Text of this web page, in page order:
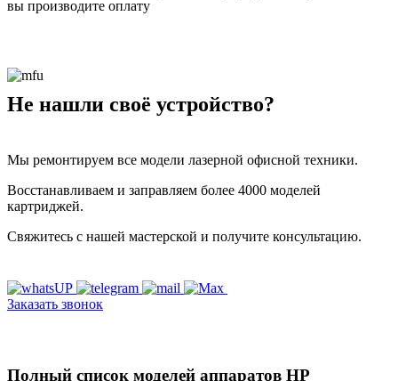
вы производите оплату
Не нашли своё устройство?
Мы ремонтируем все модели лазерной офисной техники.
Восстанавливаем и заправляем более 4000 моделей
картриджей.
Свяжитесь с нашей мастерской и получите консультацию.
Заказать звонок
Полный список моделей аппаратов HP